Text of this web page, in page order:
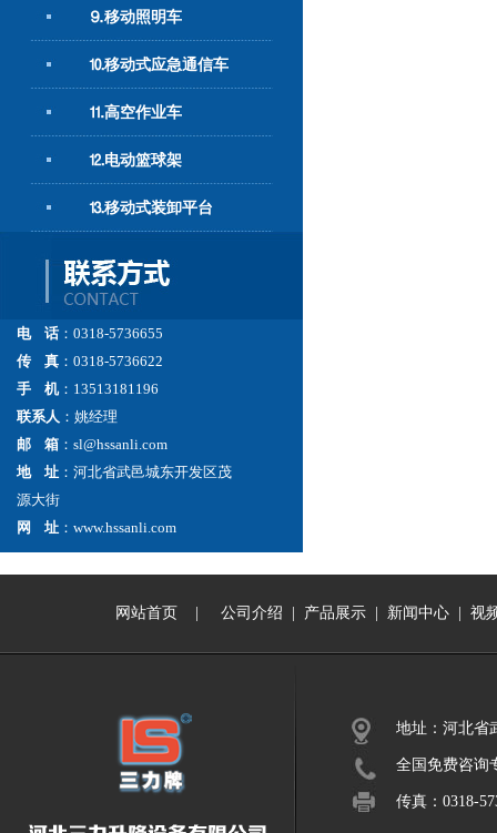
⒐移动照明车
⒑移动式应急通信车
⒒高空作业车
⒓电动篮球架
⒔移动式装卸平台
电 话 ：0318-5736655
传 真 ：0318-5736622
手 机：13513181196
联系人 ：姚经理
邮 箱 ：sl@hssanli.com
地 址 ：河北省武邑城东开发区茂
源大街
网 址 ：www.hssanli.com
网站首页 公司介绍 产品展示 新闻中心 视
地址：河北省
全国免费咨询
传真：0318-